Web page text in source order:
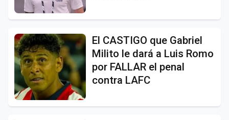
El CASTIGO que Gabriel
Milito le dará a Luis Romo
por FALLAR el penal
contra LAFC